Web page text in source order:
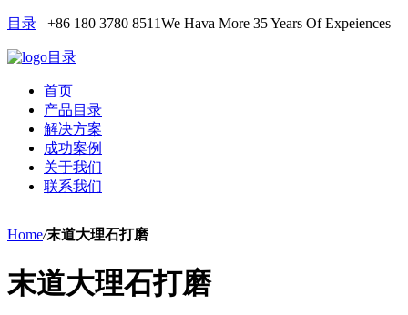
目录 +86 180 3780 8511We Hava More 35 Years Of Expeiences
目录
首页
产品目录
解决方案
成功案例
关于我们
联系我们
Home/末道大理石打磨
末道大理石打磨